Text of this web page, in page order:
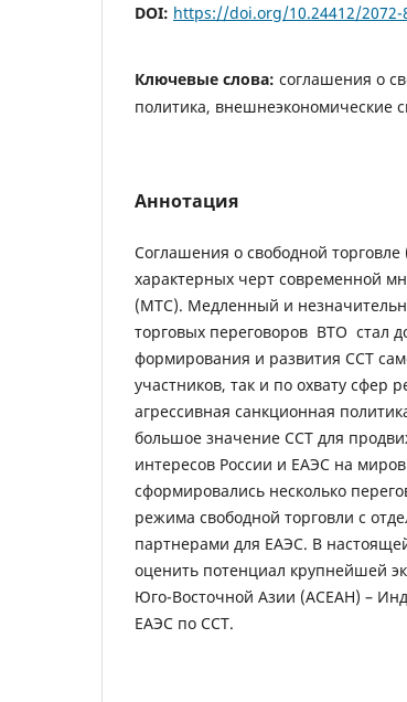
DOI: https://doi.org/10.24412/2072-
Ключевые слова: соглашения о
политика, внешнеэкономические
Аннотация
Соглашения о свободной
характерных черт современной
(МТС). Медленный и
торговых переговоров ВТО стал
формирования и развития ССТ
участников, так и по охвату сфер
агрессивная санкционная
большое значение ССТ для
интересов России и ЕАЭС на
сформировались несколько
режима свободной торговли с
партнерами для ЕАЭС. В
оценить потенциал крупнейшей
Юго-Восточной Азии (АСЕАН) –
ЕАЭС по ССТ.